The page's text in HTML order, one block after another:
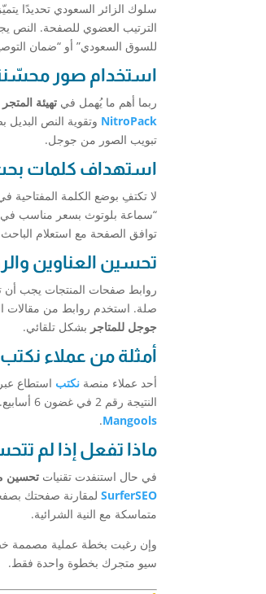
سلوك الزائر السعودي تحديدًا
الترتيب العضوي للصفحة. النص
للسوق السعودي” أو “ضمان
استخدام صور
ربما أهم ما يُهمل فيتهيئة
NitroPack وتقوية النص
تبويب الصور من جوجل.
استهداف كلمات
“سماعة بلوتوث بسعر مناسب في
توافق الصفحة مع استعلام
تحسين العناوين
روابط صفحات المنتجات يجب أن
صلة. استخدم روابط من مقالات
جوجل للمتاجر بشكل تلقائي.
أمثلة من عملاء
أحد عملاء منصةنكتب استطاع
النتيجة رقم 2 في غضون 6 أسابيع. تمت تحسينات النص والصورة والربط وتحليل سلوك الزوّار، وتم استهداف كلمات تم اكتشافها بواسطة
Mangools
.
ماذا تفعل إذا لم
في حال استنفدت تقنياتتحسين
SurferSEO لمقارنة صفحتك
متماسكة مع النية الشرائية.
وإن رغبت بخطة عملية مصممة
سيو متجرك بخطوة واحدة فقط.